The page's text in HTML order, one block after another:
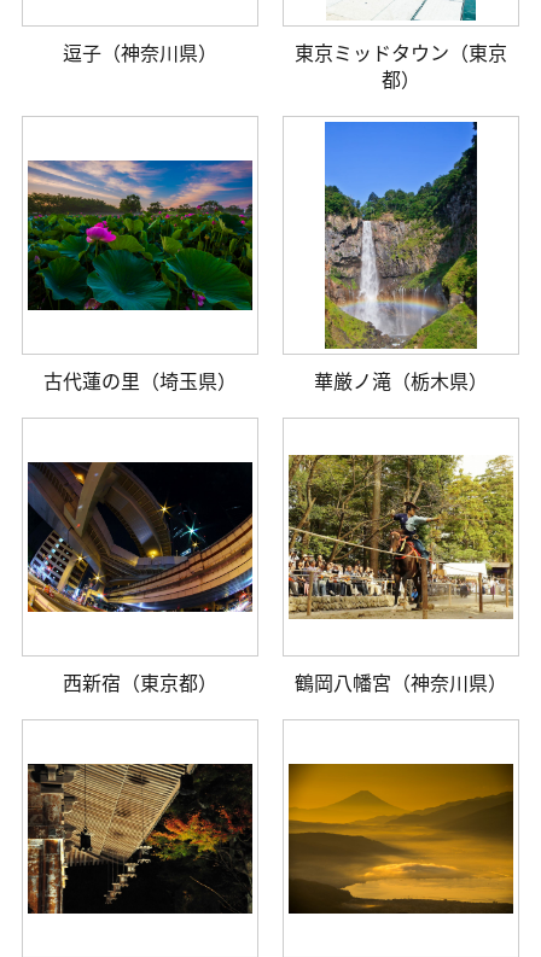
逗子（神奈川県）
東京ミッドタウン（東京
都）
古代蓮の里（埼玉県） 華厳ノ滝（栃木県）
西新宿（東京都） 鶴岡八幡宮（神奈川県）